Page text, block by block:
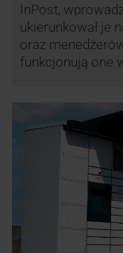
InPost,
ukierunkował je
oraz
funkcjonują one